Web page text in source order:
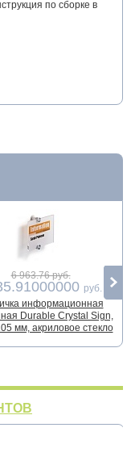
по сборке в
6 963.76 руб.
руб.
информационная
Durable Crystal Sign,
мм, акриловое стекло